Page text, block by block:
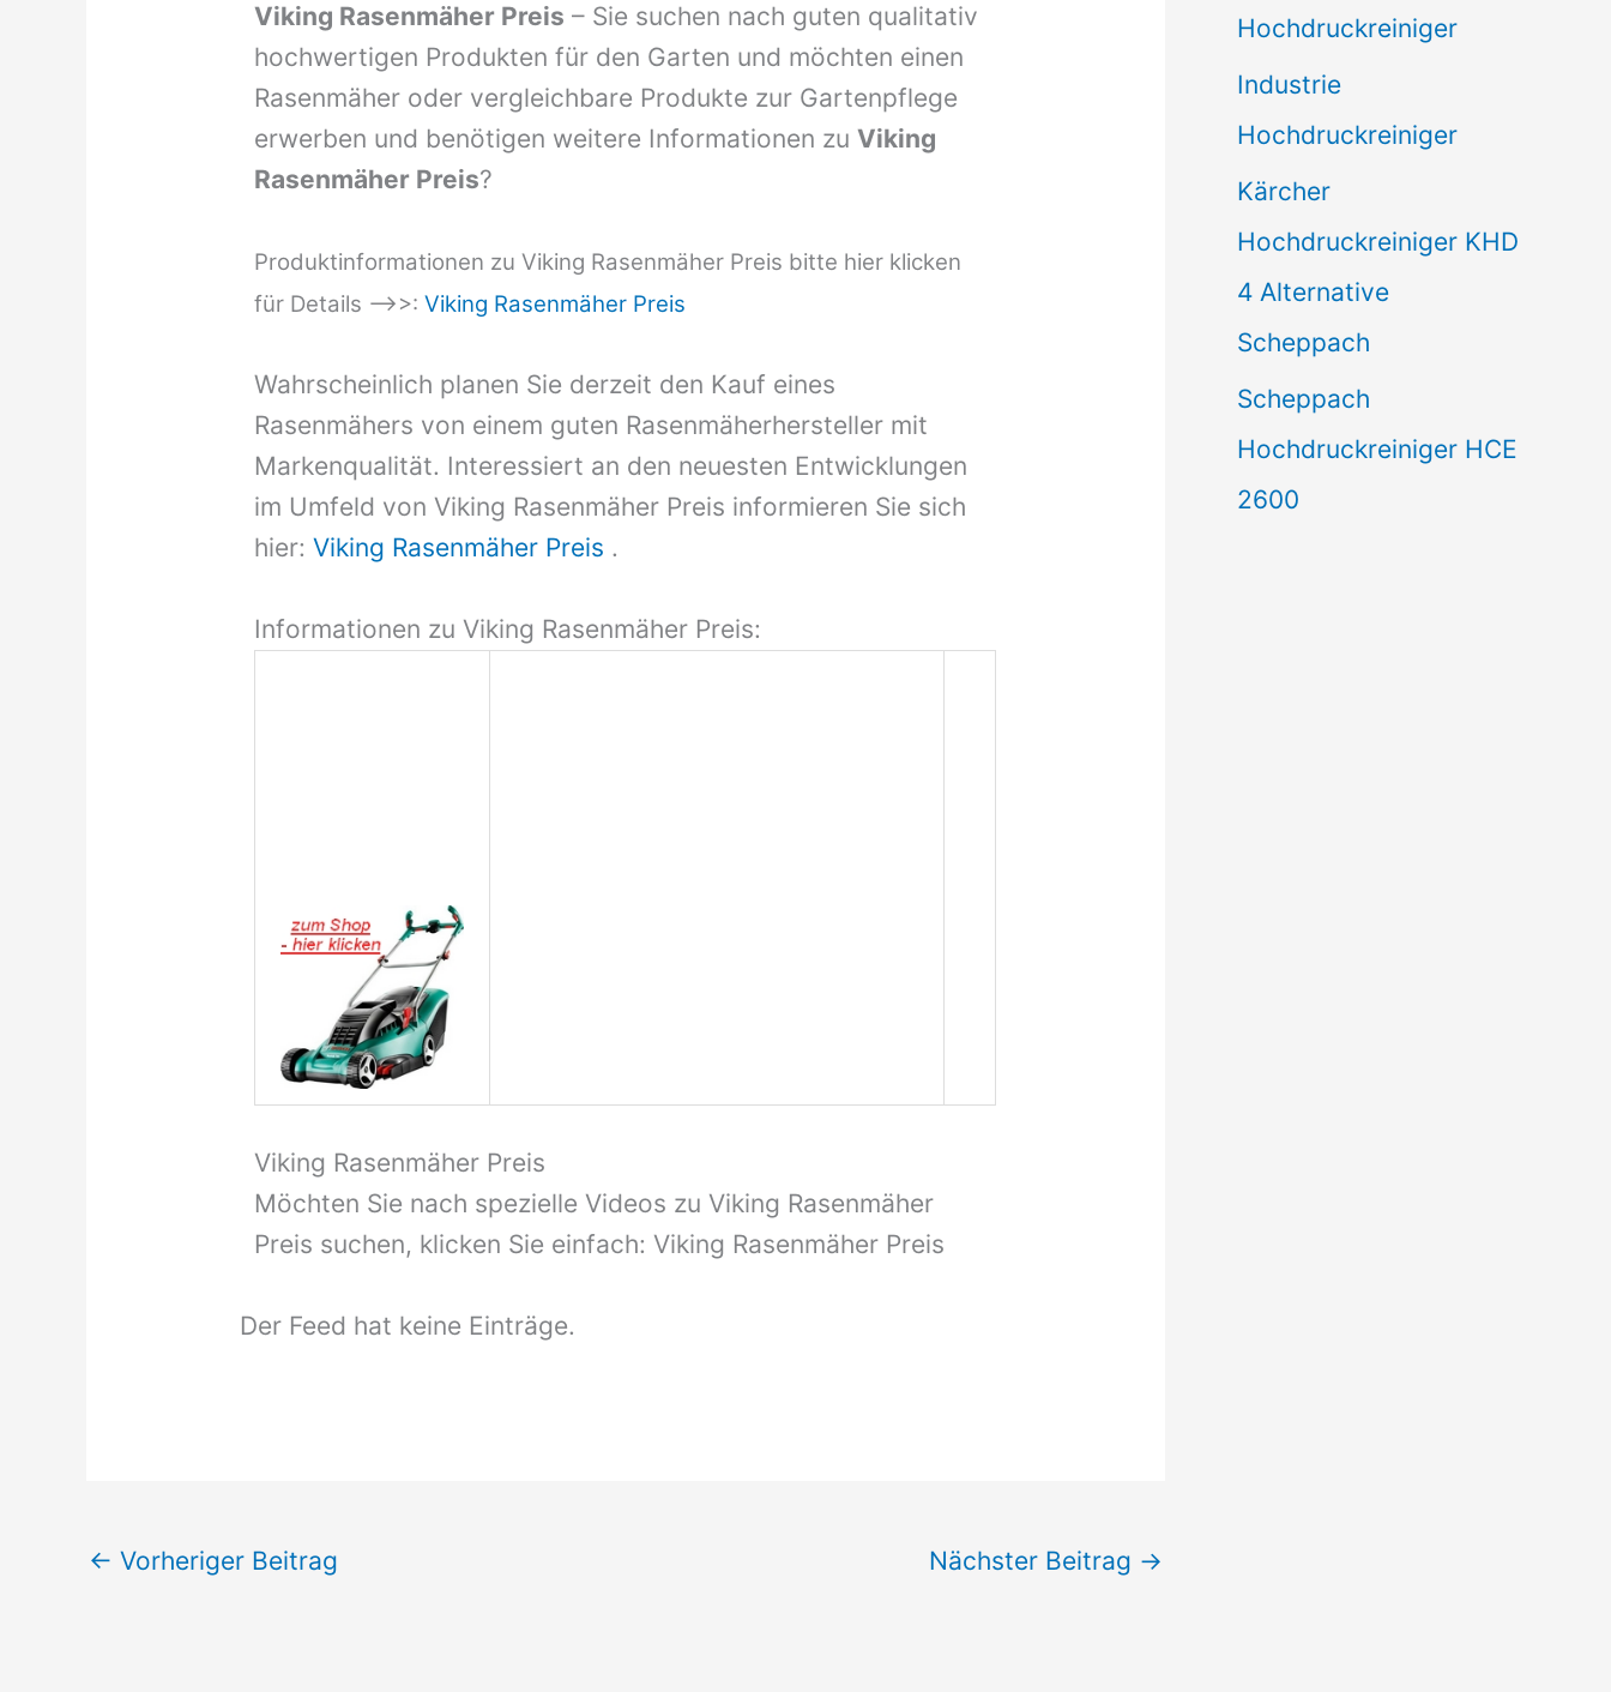
Viking Rasenmäher Preis – Sie suchen nach guten qualitativ
hochwertigen Produkten für den Garten und möchten einen
Rasenmäher oder vergleichbare Produkte zur Gartenpflege
erwerben und benötigen weitere Informationen zuViking
Rasenmäher Preis?
Produktinformationen zu Viking Rasenmäher Preis bitte hier klicken
für Details –>>:Viking Rasenmäher Preis
Wahrscheinlich planen Sie derzeit den Kauf eines
Rasenmähers von einem guten Rasenmäherhersteller mit
Markenqualität. Interessiert an den neuesten Entwicklungen
im Umfeld von Viking Rasenmäher Preis informieren Sie sich
hier:Viking Rasenmäher Preis .
Informationen zu Viking Rasenmäher Preis:
Viking Rasenmäher Preis
Möchten Sie nach spezielle Videos zu Viking Rasenmäher
Preis suchen, klicken Sie einfach: Viking Rasenmäher Preis
Der Feed hat keine Einträge.
← Vorheriger Beitrag Nächster Beitrag →
Hochdruckreiniger
Industrie
Hochdruckreiniger
Kärcher
Hochdruckreiniger KHD
4 Alternative
Scheppach
Scheppach
Hochdruckreiniger HCE
2600